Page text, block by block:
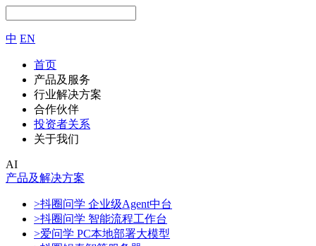
中 EN
首页
产品及服务
行业解决方案
合作伙伴
投资者关系
关于我们
AI
产品及解决方案
>抖圈问学 企业级Agent中台
>抖圈问学 智能流程工作台
>爱问学 PC本地部署大模型